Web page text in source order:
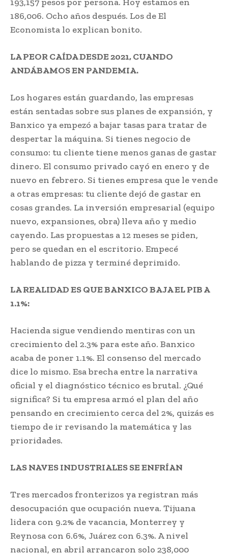
186,006. Ocho años después. Los de El
Economista lo explican bonito.
LA PEOR CAÍDA DESDE 2021, CUANDO
ANDÁBAMOS EN PANDEMIA.
Los hogares están guardando, las empresas
están sentadas sobre sus planes de expansión, y
Banxico ya empezó a bajar tasas para tratar de
despertar la máquina. Si tienes negocio de
consumo: tu cliente tiene menos ganas de gastar
dinero. El consumo privado cayó en enero y de
nuevo en febrero. Si tienes empresa que le vende
a otras empresas: tu cliente dejó de gastar en
cosas grandes. La inversión empresarial (equipo
nuevo, expansiones, obra) lleva año y medio
cayendo. Las propuestas a 12 meses se piden,
pero se quedan en el escritorio. Empecé
hablando de pizza y terminé deprimido.
LA REALIDAD ES QUE BANXICO BAJA EL PIB A
1.1%:
Hacienda sigue vendiendo mentiras con un
crecimiento del 2.3% para este año. Banxico
acaba de poner 1.1%. El consenso del mercado
dice lo mismo. Esa brecha entre la narrativa
oficial y el diagnóstico técnico es brutal. ¿Qué
significa? Si tu empresa armó el plan del año
pensando en crecimiento cerca del 2%, quizás es
tiempo de ir revisando la matemática y las
prioridades.
LAS NAVES INDUSTRIALES SE ENFRÍAN
Tres mercados fronterizos ya registran más
desocupación que ocupación nueva. Tijuana
lidera con 9.2% de vacancia, Monterrey y
Reynosa con 6.6%, Juárez con 6.3%. A nivel
nacional, en abril arrancaron solo 238,000